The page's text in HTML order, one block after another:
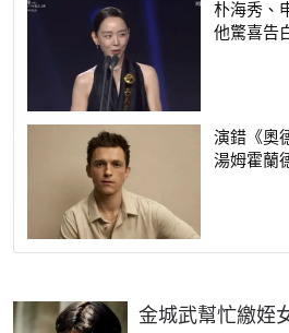
朴海秀、
他驚喜告
演錯《奧
湯姆霍蘭
金城武幫忙繳姪